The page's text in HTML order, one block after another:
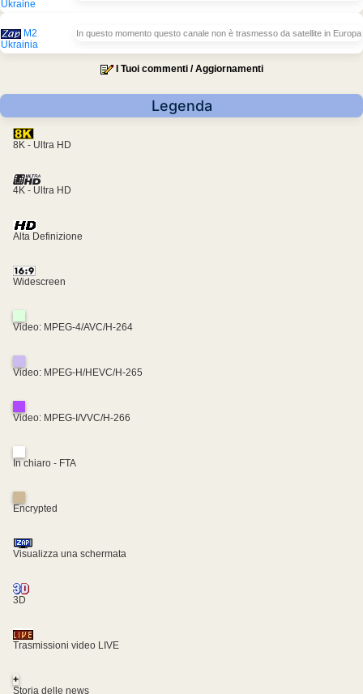
Ukraine
M2
Ukrainia
In questo momento questo canale non è trasmesso da satellite in Europa
I Tuoi commenti / Aggiornamenti
Legenda
8K - Ultra HD
4K - Ultra HD
Alta Definizione
Widescreen
Video: MPEG-4/AVC/H-264
Video: MPEG-H/HEVC/H-265
Video: MPEG-I/VVC/H-266
In chiaro - FTA
Encrypted
Visualizza una schermata
3D
Trasmissioni video LIVE
+
Storia delle news